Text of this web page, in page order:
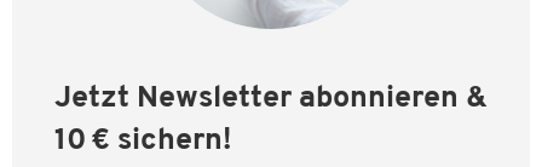
Jetzt Newsletter abonnieren &
10 € sichern!